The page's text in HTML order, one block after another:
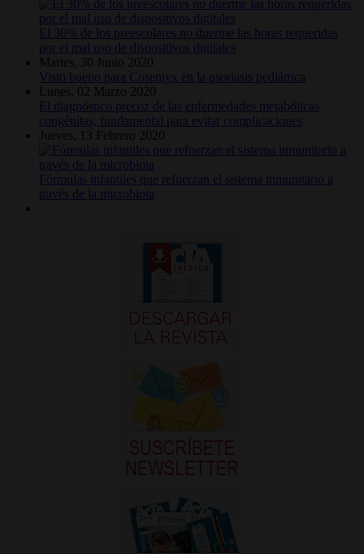
El 30% de los preescolares no duerme las horas requeridas
por el mal uso de dispositivos digitales
Martes, 30 Junio 2020
Visto bueno para Cosentyx en la psoriasis pediátrica
Lunes, 02 Marzo 2020
El diagnóstico precoz de las enfermedades metabólicas
congénitas, fundamental para evitar complicaciones
Jueves, 13 Febrero 2020
Fórmulas infantiles que refuerzan el sistema inmunitario a
través de la microbiota